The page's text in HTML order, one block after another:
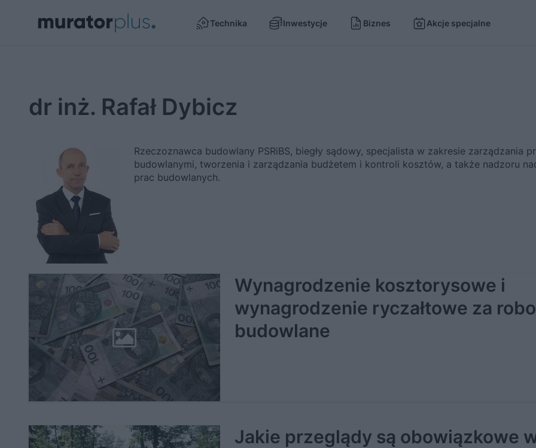
Technika Inwestycje Biznes Akcje specjalne
dr inż. Rafał Dybicz
Rzeczoznawca budowlany PSRiBS, biegły sądowy, specjalista w zakresie zarządzania
budowlanymi, tworzenia i zarządzania budżetem i kontroli kosztów, a także nadzoru
prac budowlanych.
Wynagrodzenie kosztorysowe i
wynagrodzenie ryczałtowe za
budowlane
Jakie przeglądy są obowiązkowe